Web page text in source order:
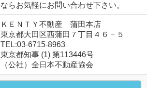
ならお気軽にお問い合わせ下さい。
ＫＥＮＴＹ不動産 蒲田本店
東京都大田区西蒲田７丁目４６－５
TEL:03-6715-8963
東京都知事 (1) 第113446号
（公社）全日本不動産協会